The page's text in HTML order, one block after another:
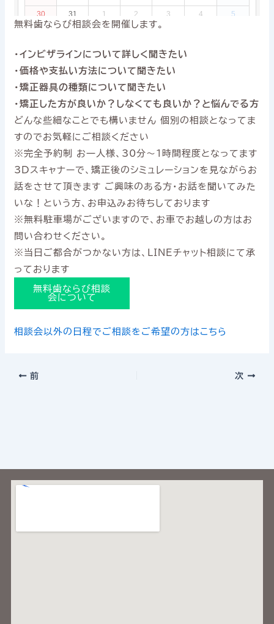
無料歯ならび相談会を開催します。
・インビザラインについて詳しく聞きたい
・価格や支払い方法について聞きたい
・矯正器具の種類について聞きたい
・矯正した方が良いか？しなくても良いか？と悩んでる方
どんな些細なことでも構いません 個別の相談となってま
すのでお気軽にご相談ください
※完全予約制 お一人様、30分〜1時間程度となってます
3Dスキャナーで、矯正後のシミュレーションを見ながらお
話をさせて頂きます ご興味のある方・お話を聞いてみた
いな！という方、お申込みお待ちしております
※無料駐車場がございますので、お車でお越しの方はお
問い合わせください。
※当日ご都合がつかない方は、LINEチャット相談にて承
っております
無料歯ならび相談
会について
相談会以外の日程でご相談をご希望の方はこちら
前 次